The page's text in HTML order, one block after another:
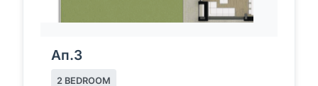
Ап.3
2 BEDROOM